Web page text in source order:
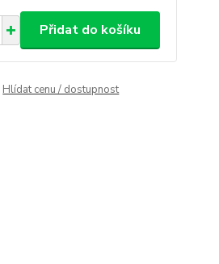
Přidat do košíku
Hlídat cenu / dostupnost